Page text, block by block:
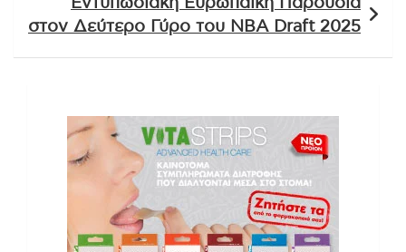
στον Δεύτερο Γύρο του NBA Draft 2025